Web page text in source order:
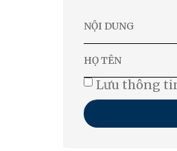
Lưu thông